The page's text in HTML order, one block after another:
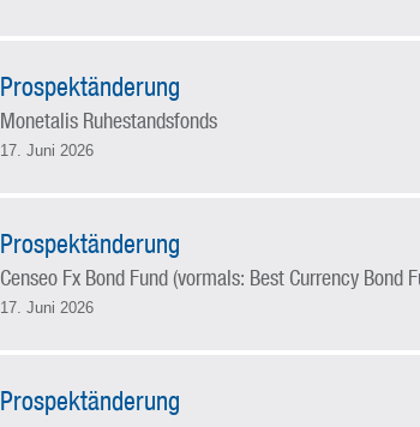
Prospektänderung
Monetalis Ruhestandsfonds
17. Juni 2026
Prospektänderung
Censeo Fx Bond Fund (vormals: Best Currency Bond
17. Juni 2026
Prospektänderung